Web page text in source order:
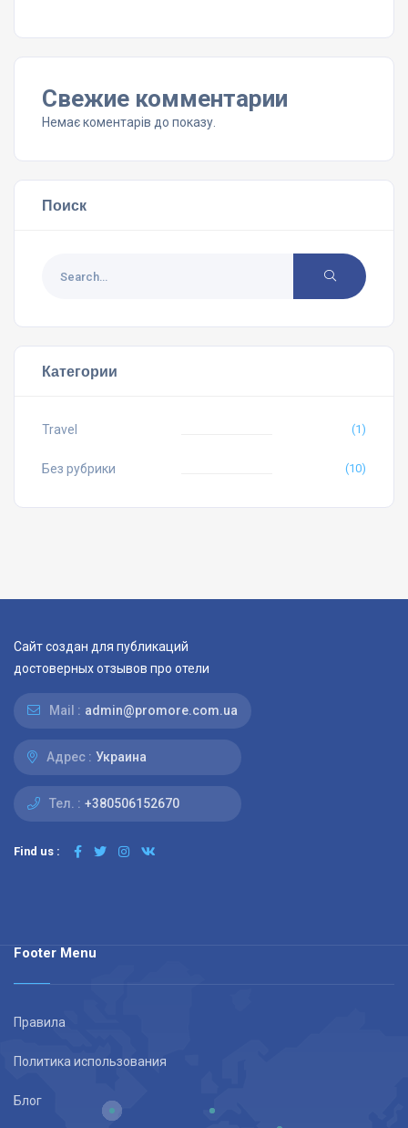
Свежие комментарии
Немає коментарів до показу.
Поиск
Категории
Travel (1)
Без рубрики (10)
Сайт создан для публикаций
достоверных отзывов про отели
Mail : admin@promore.com.ua
Адрес : Украина
Тел. : +380506152670
Find us :
Footer Menu
Правила
Политика использования
Блог